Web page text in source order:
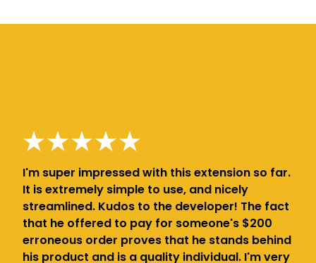
I'm super impressed with this extension so far.
It is extremely simple to use, and nicely
streamlined. Kudos to the developer! The fact
that he offered to pay for someone's $200
erroneous order proves that he stands behind
his product and is a quality individual. I'm very